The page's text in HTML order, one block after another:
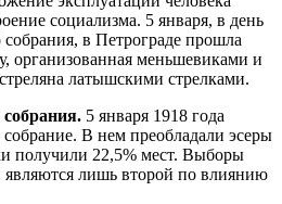
социализма. 5 января, в день
в Петрограде прошла
организованная меньшевиками и
латышскими стрелками.
5 января 1918 года
В нем преобладали эсеры
получили 22,5% мест. Выборы
являются лишь второй по влиянию